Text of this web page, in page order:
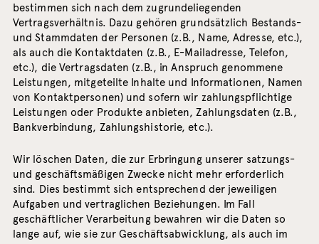
bestimmen sich nach dem zugrundeliegenden
Vertragsverhältnis. Dazu gehören grundsätzlich Bestands-
und Stammdaten der Personen (z.B., Name, Adresse, etc.),
als auch die Kontaktdaten (z.B., E-Mailadresse, Telefon,
etc.), die Vertragsdaten (z.B., in Anspruch genommene
Leistungen, mitgeteilte Inhalte und Informationen, Namen
von Kontaktpersonen) und sofern wir zahlungspflichtige
Leistungen oder Produkte anbieten, Zahlungsdaten (z.B.,
Bankverbindung, Zahlungshistorie, etc.).
Wir löschen Daten, die zur Erbringung unserer satzungs-
und geschäftsmäßigen Zwecke nicht mehr erforderlich
sind. Dies bestimmt sich entsprechend der jeweiligen
Aufgaben und vertraglichen Beziehungen. Im Fall
geschäftlicher Verarbeitung bewahren wir die Daten so
lange auf, wie sie zur Geschäftsabwicklung, als auch im